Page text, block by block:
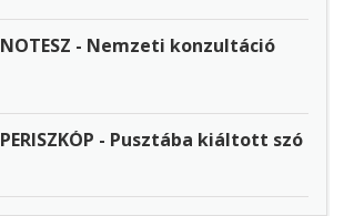
NOTESZ - Nemzeti konzultáció
PERISZKÓP - Pusztába kiáltott szó